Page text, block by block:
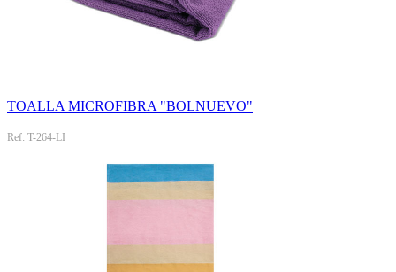
TOALLA MICROFIBRA "BOLNUEVO"
Ref: T-264-LI